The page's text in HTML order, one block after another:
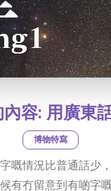
容: 用廣東
博物特寫
嘅情況比普通話少
有冇留意到有啲字